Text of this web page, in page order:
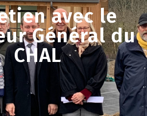
avec le
Général du
CHAL